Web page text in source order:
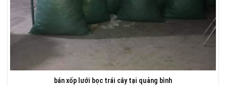
bán xốp lưới bọc trái cây tại quảng bình